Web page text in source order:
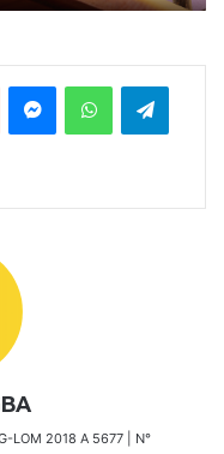
Reddit MessengerWhatsAppTelegram
LOM 2018 A 5677 | N°